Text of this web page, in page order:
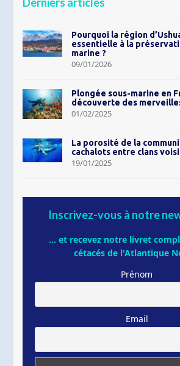
Pourquoi la région
essentielle à la
marine ?
09/01/2026
Plongée sous-marine en
découverte des
01/02/2025
La porosité de la
cachalots entre clans
19/01/2025
Inscrivez-vous à notre
... et recevez notre livret
cétacés de l'Atlantique
Prénom
Email